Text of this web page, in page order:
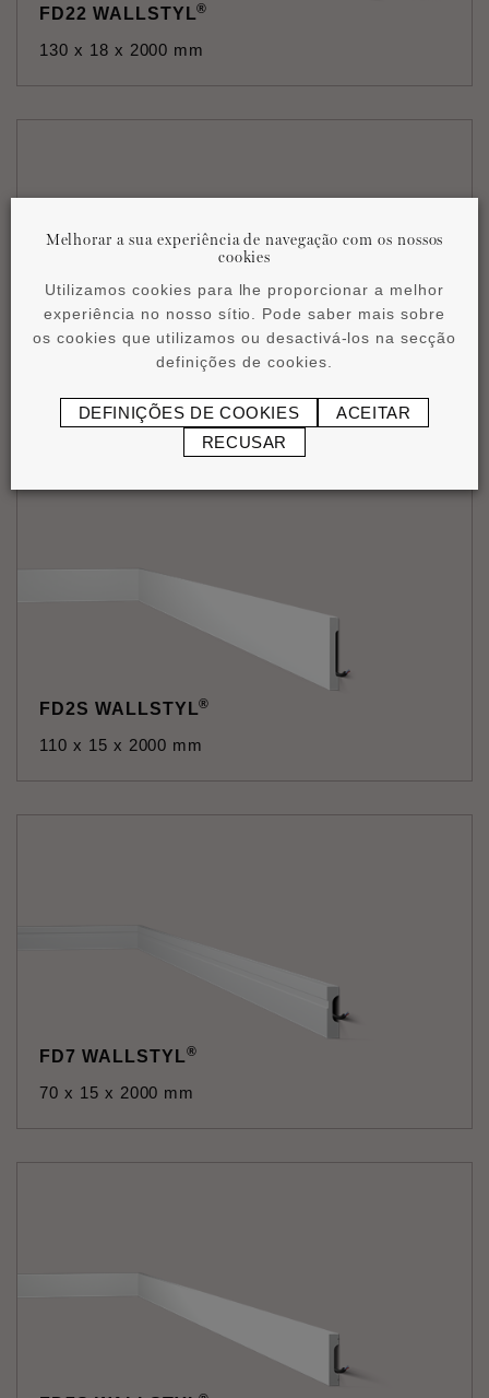
FD22 WALLSTYL®
130 x 18 x 2000 mm
FD2S FLEX WALLSTYL®
110 x 15 x 2000 mm
FD2S WALLSTYL®
110 x 15 x 2000 mm
FD7 WALLSTYL®
70 x 15 x 2000 mm
Melhorar a sua experiência de navegação com os nossos
cookies
Utilizamos cookies para lhe proporcionar a melhor
experiência no nosso sítio. Pode saber mais sobre
os cookies que utilizamos ou desactivá-los na secção
definições de cookies.
DEFINIÇÕES DE COOKIES
ACEITAR
RECUSAR